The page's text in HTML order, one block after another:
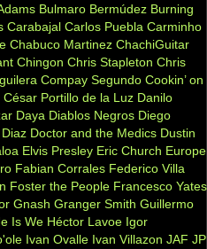
Bulmaro Bermúdez Burning
Carabajal Carlos Puebla Carminho
Chabuco Martinez ChachiGuitar
Chingon Chris Stapleton Chris
Compay Segundo Cookin’ on
César Portillo de la Luz Danilo
Daya Diablos Negros Diego
Doctor and the Medics Dustin
Elvis Presley Eric Church Europe
Fabian Corrales Federico Villa
Foster the People Francesco Yates
Gnash Granger Smith Guillermo
Is We Héctor Lavoe Igor
Ivan Ovalle Ivan Villazon JAF JP